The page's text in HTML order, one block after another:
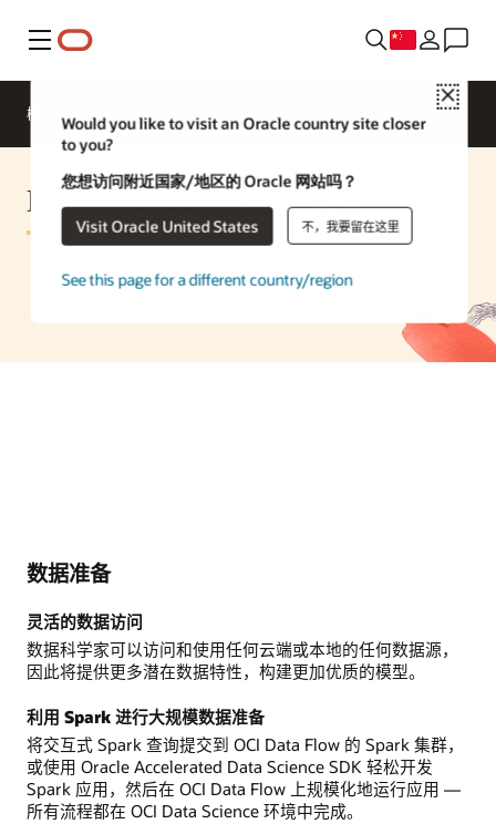
菜单
Close
Would you like to visit an Oracle country site closer
to you?
您想访问附近国家/地区的 Oracle 网站吗？
Visit Oracle United States 不，我要留在这里
See this page for a different country/region
概述 Enterprise AI ML Services
Data Science 服务的特性
数据准备
灵活的数据访问
数据科学家可以访问和使用任何云端或本地的任何数据源，
因此将提供更多潜在数据特性，构建更加优质的模型。
利用 Spark 进行大规模数据准备
将交互式 Spark 查询提交到 OCI Data Flow 的 Spark 集群，
或使用 Oracle Accelerated Data Science SDK 轻松开发
Spark 应用，然后在 OCI Data Flow 上规模化地运行应用 —
所有流程都在 OCI Data Science 环境中完成。